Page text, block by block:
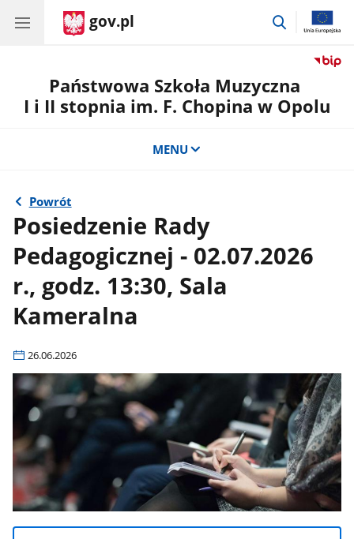
gov.pl
przejdź
Państwowa Szkoła Muzyczna
I i II stopnia im. F. Chopina w Opolu
MENU
Powrót
Posiedzenie Rady
Pedagogicznej - 02.07.2026
r., godz. 13:30, Sala
Kameralna
26.06.2026